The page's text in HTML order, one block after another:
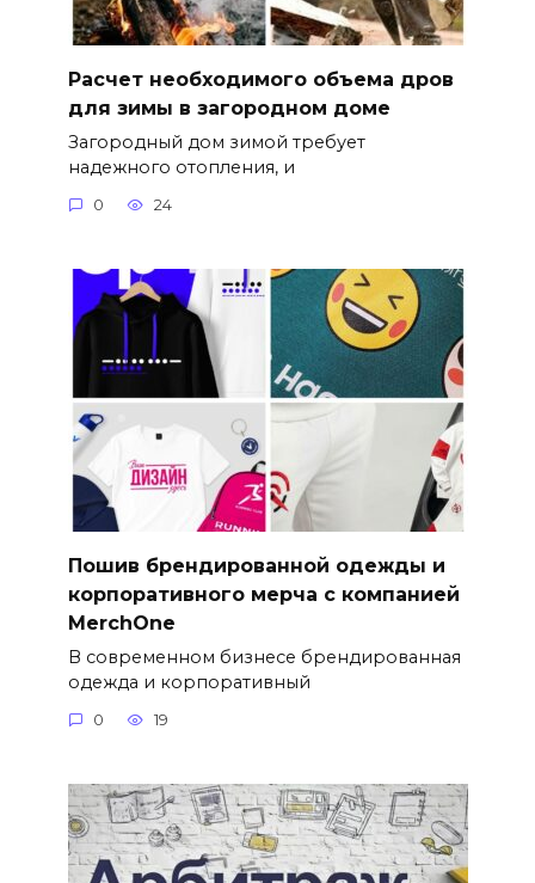
Расчет необходимого объема дров
для зимы в загородном доме
Загородный дом зимой требует
надежного отопления, и
0 24
Пошив брендированной одежды и
корпоративного мерча с компанией
MerchOne
В современном бизнесе брендированная
одежда и корпоративный
0 19